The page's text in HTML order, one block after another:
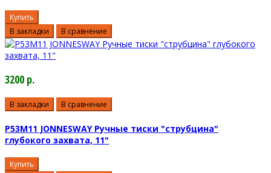
Купить
В закладки
В сравнение
3200 р.
В закладки В сравнение
P53M11 JONNESWAY Ручные тиски "струбцина"
глубокого захвата, 11"
Купить